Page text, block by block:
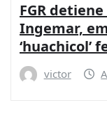
FGR
Ingemar,
‘huachicol’
victor